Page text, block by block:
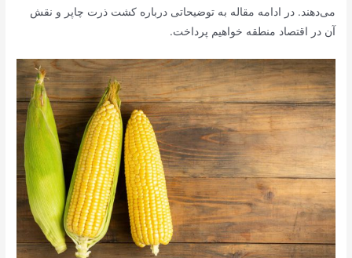
می‌دهند. در ادامه مقاله به توضیحاتی درباره کشت ذرت چاپر و نقش
آن در اقتصاد منطقه خواهیم پرداخت.